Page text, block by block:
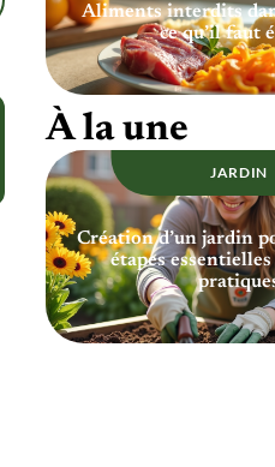
Aliments interdits
ce qu’il faut
À la une
JARDIN
Création d’un jardin
étapes